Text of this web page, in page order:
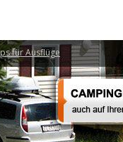
für Ausflüge